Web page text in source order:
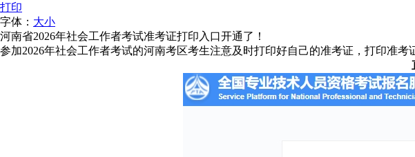
打印
字体： 大小
河南省2026年社会工作者考试准考证打印入口开通了！
参加2026年社会工作者考试的河南考区考生注意及时打印好自己的准考证，打印准